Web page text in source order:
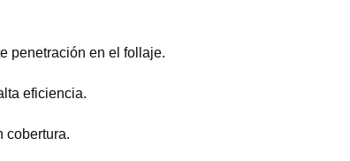
penetración en el follaje.
eficiencia.
cobertura.